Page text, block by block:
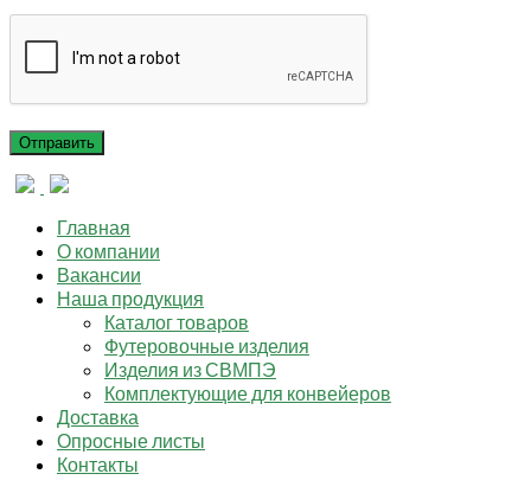
Главная
О компании
Вакансии
Наша продукция
Каталог товаров
Футеровочные изделия
Изделия из СВМПЭ
Комплектующие для конвейеров
Доставка
Опросные листы
Контакты